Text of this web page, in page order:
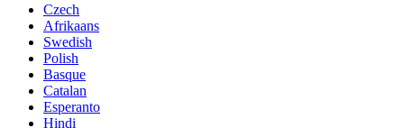
Czech
Afrikaans
Swedish
Polish
Basque
Catalan
Esperanto
Hindi